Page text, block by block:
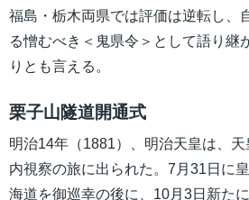
福島・栃木両県では評価は逆転し、
る憎むべき＜鬼県令＞として語り継
りとも言える。
栗子山隧道開通式
明治14年（1881）、明治天皇は、
内視察の旅に出られた。7月31日に
海道を御巡幸の後に、10月3日新た